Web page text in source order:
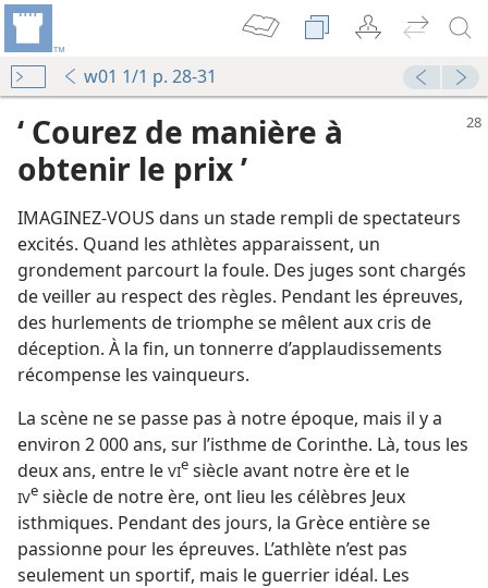
w01 1/1 p. 28-31
‘ Courez de manière à
obtenir le prix ’
IMAGINEZ-​VOUS dans un stade rempli de spectateurs
excités. Quand les athlètes apparaissent, un
grondement parcourt la foule. Des juges sont chargés
de veiller au respect des règles. Pendant les épreuves,
des hurlements de triomphe se mêlent aux cris de
déception. À la fin, un tonnerre d’applaudissements
récompense les vainqueurs.
La scène ne se passe pas à notre époque, mais il y a
environ 2 000 ans, sur l’isthme de Corinthe. Là, tous les
deux ans, entre le VIe siècle avant notre ère et le
IVe siècle de notre ère, ont lieu les célèbres Jeux
isthmiques. Pendant des jours, la Grèce entière se
passionne pour les épreuves. L’athlète n’est pas
seulement un sportif, mais le guerrier idéal. Les